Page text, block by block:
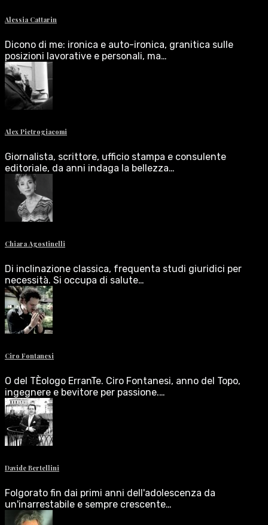
Alessia Cattarin
Dicono di me: ironica e auto-ironica, granitica sulle
posizioni lavorative e personali, ma…
Alex Pietrogiacomi
Giornalista, scrittore, ufficio stampa e consulente
editoriale, da anni indaga la bellezza…
Chiara Agostinelli
Di inclinazione classica, frequenta studi giuridici per
necessità. Si occupa di salute…
Ciro Fontanesi
O del TÈologo ErranTe. Ciro Fontanesi, anno del Topo,
ingegnere e bevitore per passione.…
Davide Bertellini
Folgorato fin dai primi anni dell'adolescenza da
un'inarrestabile e sempre crescente…